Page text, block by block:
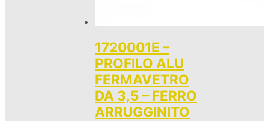
1720001E –
PROFILO ALU
FERMAVETRO
DA 3,5 – FERRO
ARRUGGINITO